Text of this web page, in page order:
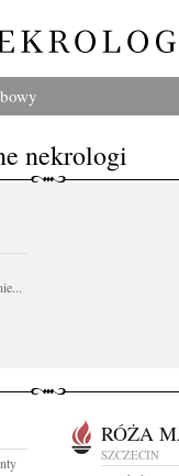
nekrologi
RÓŻA
SZCZECIN